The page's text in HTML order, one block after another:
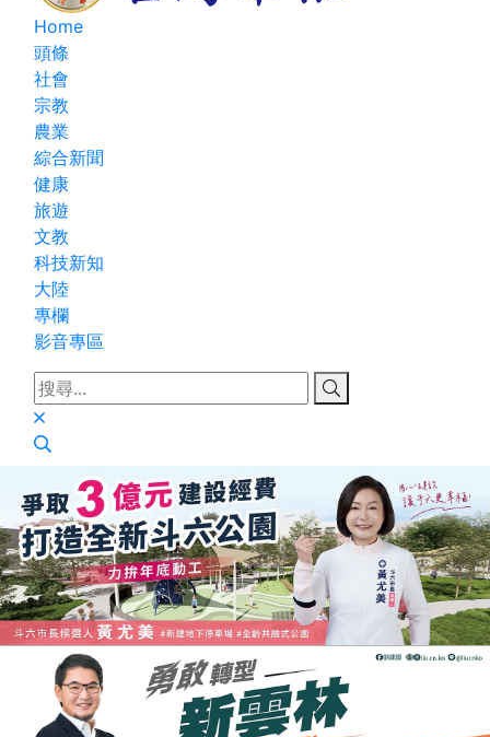
Home
頭條
社會
宗教
農業
綜合新聞
健康
旅遊
文教
科技新知
大陸
專欄
影音專區